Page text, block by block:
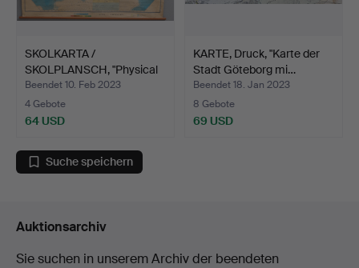
SKOLKARTA /
SKOLPLANSCH, "Physical
World M…
Beendet 10. Feb 2023
4 Gebote
64 USD
KARTE, Druck, "Karte der
Stadt Göteborg mi…
Beendet 18. Jan 2023
8 Gebote
69 USD
Suche speichern
Auktionsarchiv
Sie suchen in unserem Archiv der beendeten